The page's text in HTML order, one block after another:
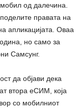
од далечина.
правата на
апликацијата. Оваа
но само за
Самсунг.
да објави дека
втора eСИM, која
со мобилниот